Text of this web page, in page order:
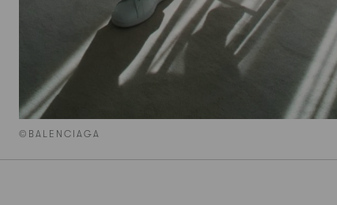
©BALENCIAGA